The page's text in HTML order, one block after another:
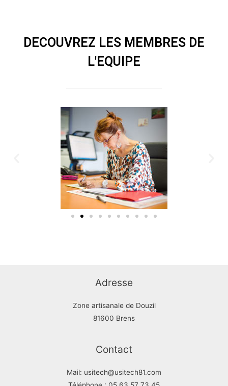
DECOUVREZ LES MEMBRES DE
L'EQUIPE
Adresse
Zone artisanale de Douzil
81600 Brens
Contact
Mail: usitech@usitech81.com